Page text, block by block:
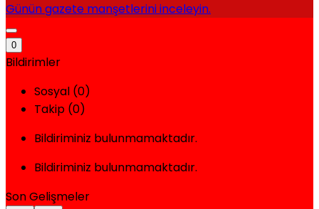
Günün gazete manşetlerini inceleyin.
0
Bildirimler
Sosyal (0)
Takip (0)
Bildiriminiz bulunmamaktadır.
Bildiriminiz bulunmamaktadır.
Son Gelişmeler